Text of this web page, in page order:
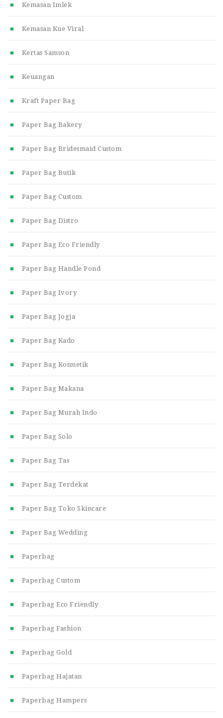
Kemasan Imlek
Kemasan Kue Viral
Kertas Samson
Keuangan
Kraft Paper Bag
Paper Bag Bakery
Paper Bag Bridesmaid Custom
Paper Bag Butik
Paper Bag Custom
Paper Bag Distro
Paper Bag Eco Friendly
Paper Bag Handle Pond
Paper Bag Ivory
Paper Bag Jogja
Paper Bag Kado
Paper Bag Kosmetik
Paper Bag Makana
Paper Bag Murah Indo
Paper Bag Solo
Paper Bag Tas
Paper Bag Terdekat
Paper Bag Toko Skincare
Paper Bag Wedding
Paperbag
Paperbag Custom
Paperbag Eco Friendly
Paperbag Fashion
Paperbag Gold
Paperbag Hajatan
Paperbag Hampers